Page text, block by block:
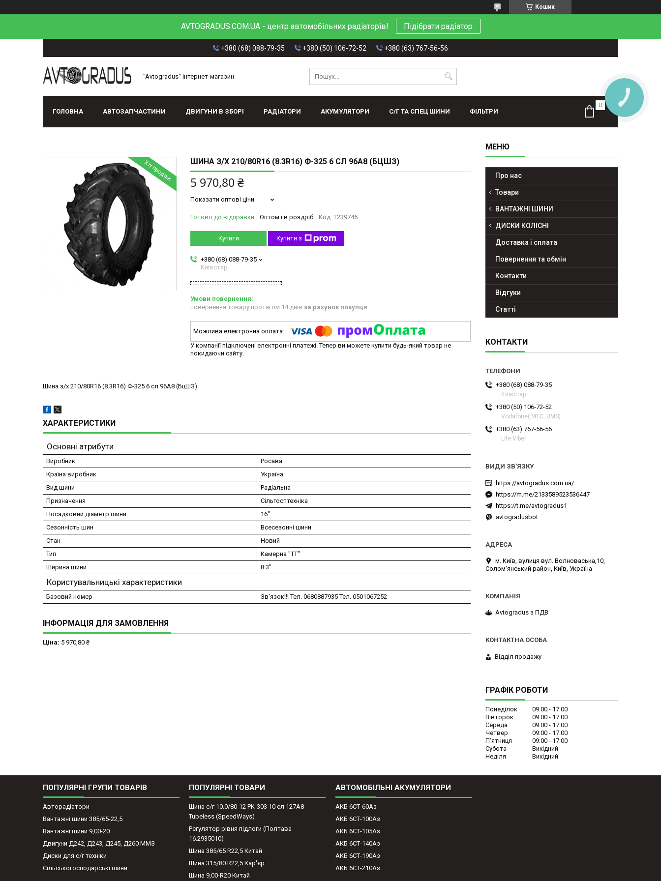
Кошик
AVTOGRADUS.COM.UA - центр автомобільних радіаторів! Підібрати радіатор
+380 (68) 088-79-35 +380 (50) 106-72-52 +380 (63) 767-56-56
"Avtogradus" інтернет-магазин
ГОЛОВНА АВТОЗАПЧАСТИНИ ДВИГУНИ В ЗБОРІ РАДІАТОРИ АКУМУЛЯТОРИ С/Г ТА СПЕЦ ШИНИ ФІЛЬТРИ
Хіт продаж ШИНА З/Х 210/80R16 (8.3R16) Ф-325 6 СЛ 96А8 (БЦШЗ)
5 970,80 ₴
Показати оптові ціни
Готово до відправки Оптом і в роздріб Код: T239745
Купити Купити з
+380 (68) 088-79-35
Київстар
повернення товару протягом 14 днів за рахунок покупця
У компанії підключені електронні платежі. Тепер ви можете купити будь-який товар не
покидаючи сайту.
Шина з/х 210/80R16 (8.3R16) Ф-325 6 сл 96А8 (БцШЗ)
ХАРАКТЕРИСТИКИ
Основні атрибути
Виробник
Росава
Країна виробник
Україна
Вид шини
Радіальна
Призначення
Сільгосптехніка
Посадковий діаметр шини
16"
Сезонність шин
Всесезонні шини
Стан
Новий
Тип
Камерна "TT"
Ширина шини
8.3"
Користувальницькі характеристики
Базовий номер Зв'язок!!! Тел. 0680887935 Тел. 0501067252
ІНФОРМАЦІЯ ДЛЯ ЗАМОВЛЕННЯ
Ціна: 5 970,80 ₴
Про нас
Товари
ВАНТАЖНІ ШИНИ
ДИСКИ КОЛІСНІ
Доставка і сплата
Повернення та обмін
Контакти
Відгуки
Статті
КОНТАКТИ
+380 (68) 088-79-35
Київстар
+380 (50) 106-72-52
Vodafone( МТС, UMS)
+380 (63) 767-56-56
Life Viber
https://avtogradus.com.ua/
https://m.me/2133589523536447
https://t.me/avtogradus1
avtogradusbot
м. Київ, вулиця вул. Волноваська,10,
Солом'янський район, Київ, Україна
Avtogradus з ПДВ
Відділ продажу
ГРАФІК РОБОТИ
Понеділок 09:00
17:00
Вівторок
09:00
17:00
Середа
09:00
17:00
Четвер
09:00
17:00
Пʼятниця
09:00
17:00
Субота
Вихідний
Неділя
Вихідний
ПОПУЛЯРНІ ГРУПИ ТОВАРІВ
Авторадіатори
Вантажні шини 385/65-22,5
Вантажні шини 9,00-20
Двигуни Д242, Д243, Д245, Д260 ММЗ
Диски для с/г техніки
Сільськогосподарські шини
ПОПУЛЯРНІ ТОВАРИ
Шина с/г 10.0/80-12 PK-303 10 сл 127A8
Tubeless (SpeedWays)
Регулятор рівня підлоги (Полтава
16.2935010)
Шина 385/65 R22,5 Китай
Шина 315/80 R22,5 Кар'єр
Шина 9,00-R20 Китай
АВТОМОБІЛЬНІ АКУМУЛЯТОРИ
АКБ 6СТ-60Аз
АКБ 6СТ-100Аз
АКБ 6СТ-105Аз
АКБ 6СТ-140Аз
АКБ 6СТ-190Аз
АКБ 6СТ-210Аз
КНОПКА
ЗВ'ЯЗКУ